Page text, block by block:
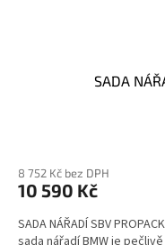
SADA
8 752 Kč bez DPH
10 590 Kč
SADA NÁŘADÍ SBV
sada nářadí BMW je